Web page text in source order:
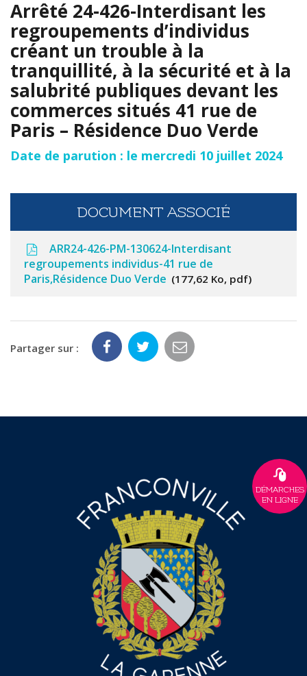
Arrêté 24-426-Interdisant les
regroupements d’individus
créant un trouble à la
tranquillité, à la sécurité et à la
salubrité publiques devant les
commerces situés 41 rue de
Paris – Résidence Duo Verde
Date de parution : le mercredi 10 juillet 2024
DOCUMENT ASSOCIÉ
ARR24-426-PM-130624-Interdisant
regroupements individus-41 rue de
Paris,Résidence Duo Verde
177,62 Ko, pdf
Partager sur :
DÉMARCHES
EN LIGNE